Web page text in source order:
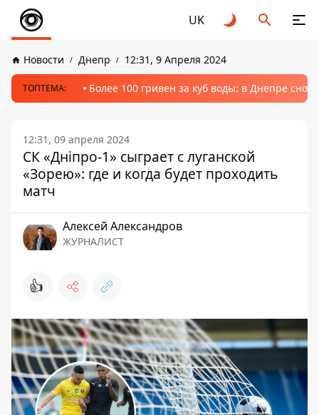
UK
Новости Днепр 12:31, 9 Апреля 2024
ТОПТЕМА: Более 100 гривен за куб воды: в Днепре
12:31, 09 апреля 2024
СК «Дніпро-1» сыграет с луганской
«Зорею»: где и когда будет проходить
матч
Алексей Александров
ЖУРНАЛИСТ
👍